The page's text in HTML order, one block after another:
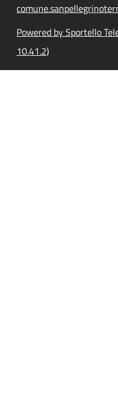
Powered by Sportello
10.41.2)